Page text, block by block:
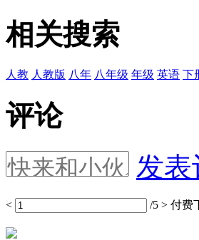
相关搜索
人教 人教版 八年 八年级 年级 英语 下
评论
发表
< /5 > 付费